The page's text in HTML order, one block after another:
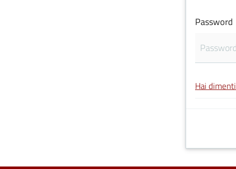
Password
Hai